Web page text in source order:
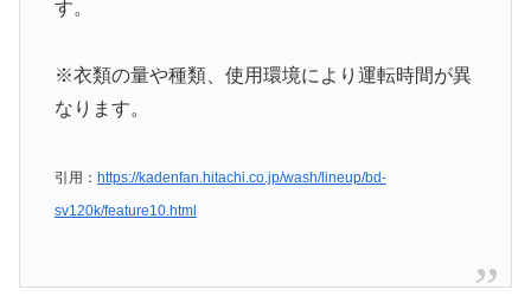
す。
※衣類の量や種類、使用環境により運転時間が異
なります。
引用： https://kadenfan.hitachi.co.jp/wash/lineup/bd-
sv120k/feature10.html